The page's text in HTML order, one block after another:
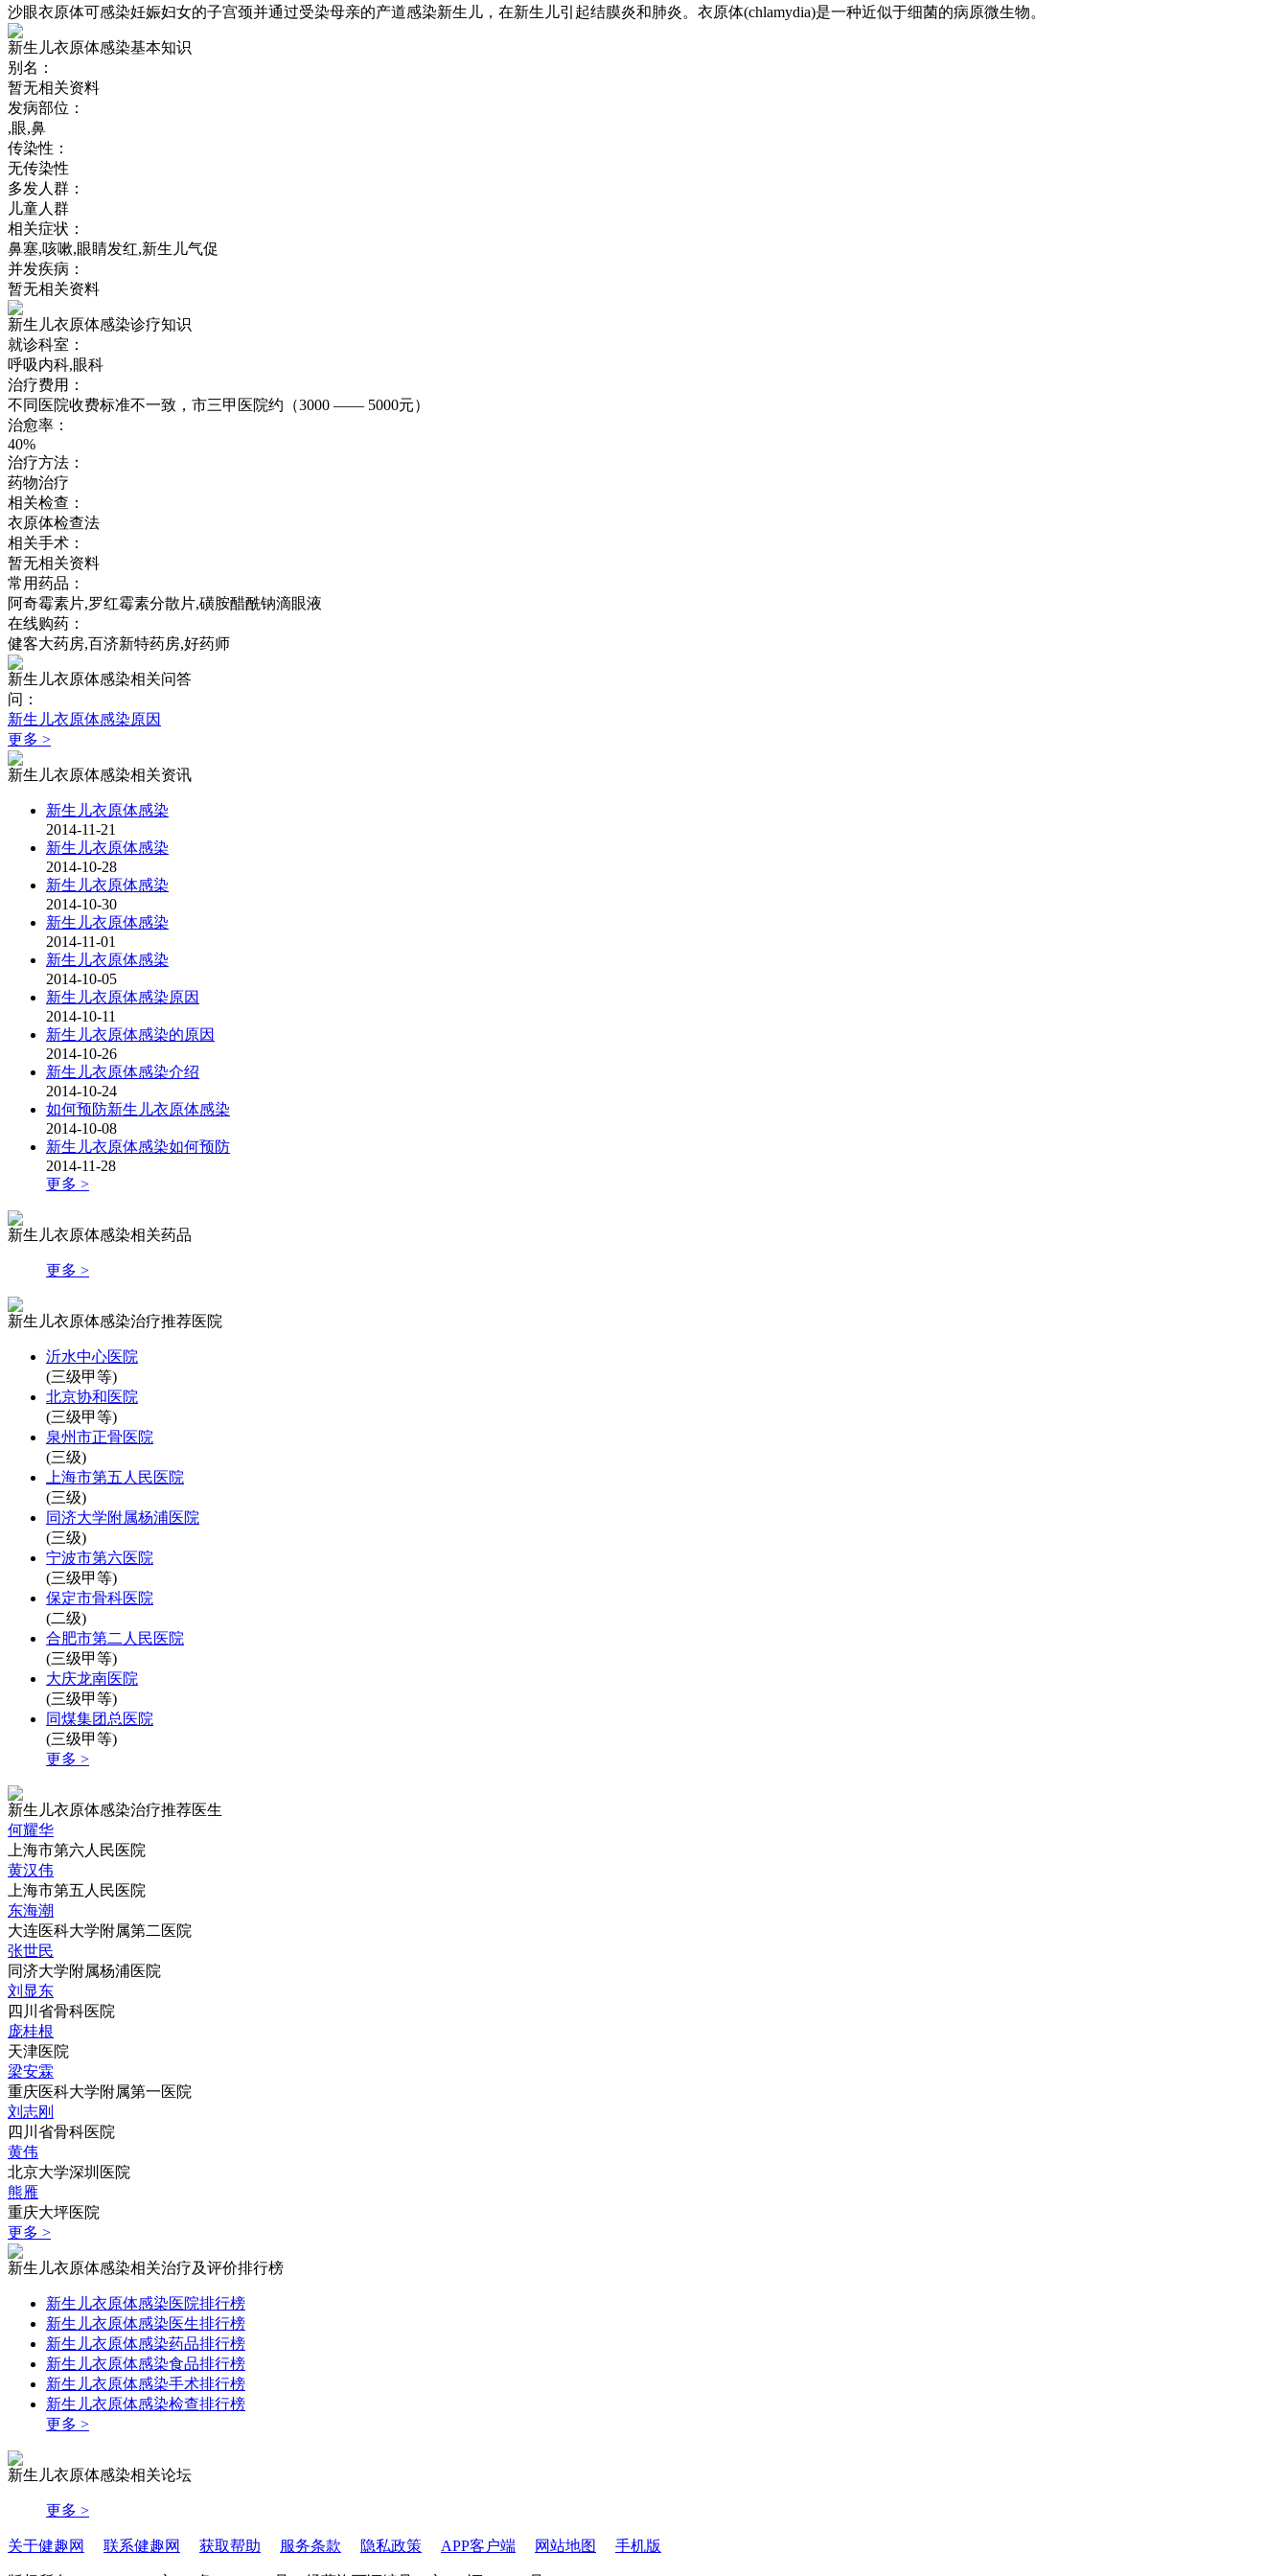
沙眼衣原体可感染妊娠妇女的子宫颈并通过受染母亲的产道感染新生儿，在新生儿引起结膜炎和肺炎。衣原体(chlamydia)是一种近似于细菌的病原微生物。
新生儿衣原体感染基本知识
别名：
暂无相关资料
发病部位：
,眼,鼻
传染性：
无传染性
多发人群：
儿童人群
相关症状：
鼻塞,咳嗽,眼睛发红,新生儿气促
并发疾病：
暂无相关资料
新生儿衣原体感染诊疗知识
就诊科室：
呼吸内科,眼科
治疗费用：
不同医院收费标准不一致，市三甲医院约（3000 —— 5000元）
治愈率：
40%
治疗方法：
药物治疗
相关检查：
衣原体检查法
相关手术：
暂无相关资料
常用药品：
阿奇霉素片,罗红霉素分散片,磺胺醋酰钠滴眼液
在线购药：
健客大药房,百济新特药房,好药师
新生儿衣原体感染相关问答
问：
新生儿衣原体感染原因
更多 >
新生儿衣原体感染相关资讯
新生儿衣原体感染
2014-11-21
新生儿衣原体感染
2014-10-28
新生儿衣原体感染
2014-10-30
新生儿衣原体感染
2014-11-01
新生儿衣原体感染
2014-10-05
新生儿衣原体感染原因
2014-10-11
新生儿衣原体感染的原因
2014-10-26
新生儿衣原体感染介绍
2014-10-24
如何预防新生儿衣原体感染
2014-10-08
新生儿衣原体感染如何预防
2014-11-28
更多 >
新生儿衣原体感染相关药品
更多 >
新生儿衣原体感染治疗推荐医院
沂水中心医院
(三级甲等)
北京协和医院
(三级甲等)
泉州市正骨医院
(三级)
上海市第五人民医院
(三级)
同济大学附属杨浦医院
(三级)
宁波市第六医院
(三级甲等)
保定市骨科医院
(二级)
合肥市第二人民医院
(三级甲等)
大庆龙南医院
(三级甲等)
同煤集团总医院
(三级甲等)
更多 >
新生儿衣原体感染治疗推荐医生
何耀华
上海市第六人民医院
黄汉伟
上海市第五人民医院
东海潮
大连医科大学附属第二医院
张世民
同济大学附属杨浦医院
刘显东
四川省骨科医院
庞桂根
天津医院
梁安霖
重庆医科大学附属第一医院
刘志刚
四川省骨科医院
黄伟
北京大学深圳医院
熊雁
重庆大坪医院
更多 >
新生儿衣原体感染相关治疗及评价排行榜
新生儿衣原体感染医院排行榜
新生儿衣原体感染医生排行榜
新生儿衣原体感染药品排行榜
新生儿衣原体感染食品排行榜
新生儿衣原体感染手术排行榜
新生儿衣原体感染检查排行榜
更多 >
新生儿衣原体感染相关论坛
更多 >
关于健趣网 联系健趣网 获取帮助 服务条款 隐私政策 APP客户端 网站地图 手机版